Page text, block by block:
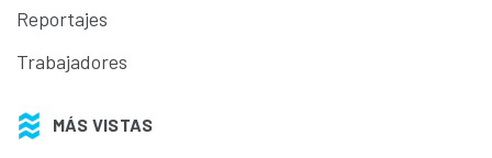
Reportajes
Trabajadores
MÁS VISTAS